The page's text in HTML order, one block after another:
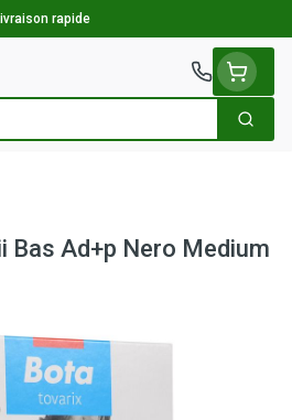
rapide
Bas Ad+p Nero Medium